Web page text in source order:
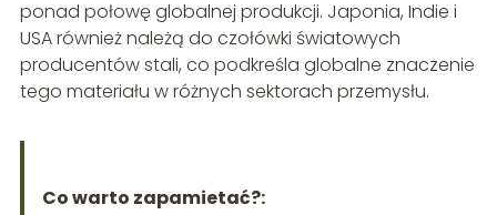
ponad połowę globalnej produkcji. Japonia, Indie i
USA również należą do czołówki światowych
producentów stali, co podkreśla globalne znaczenie
tego materiału w różnych sektorach przemysłu.
Co warto zapamietać?: